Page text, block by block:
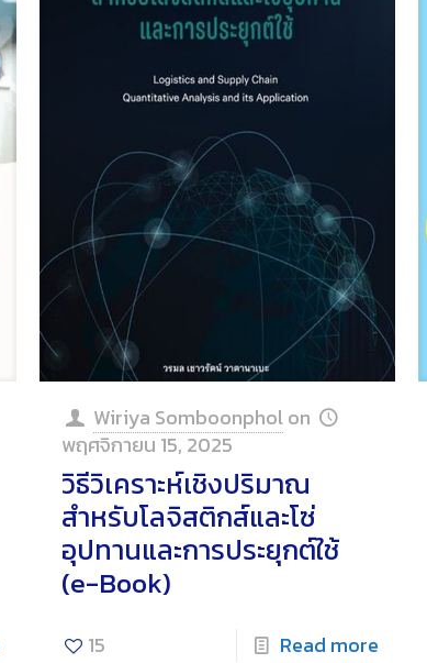
Wiriya Somboonpholon
พฤศจิกายน 15, 2025
วิธีวิเคราะห์เชิงปริมาณ
สำหรับโลจิสติกส์และโซ่
อุปทานและการประยุกต์ใช้
(e-Book)
15 Read more